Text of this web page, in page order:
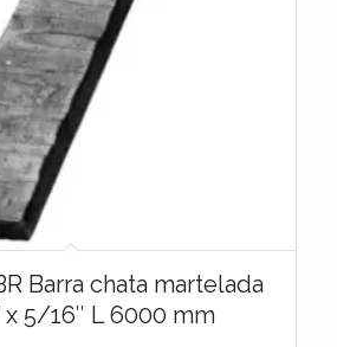
Barra chata martelada
x 5/16″ L 6000 mm